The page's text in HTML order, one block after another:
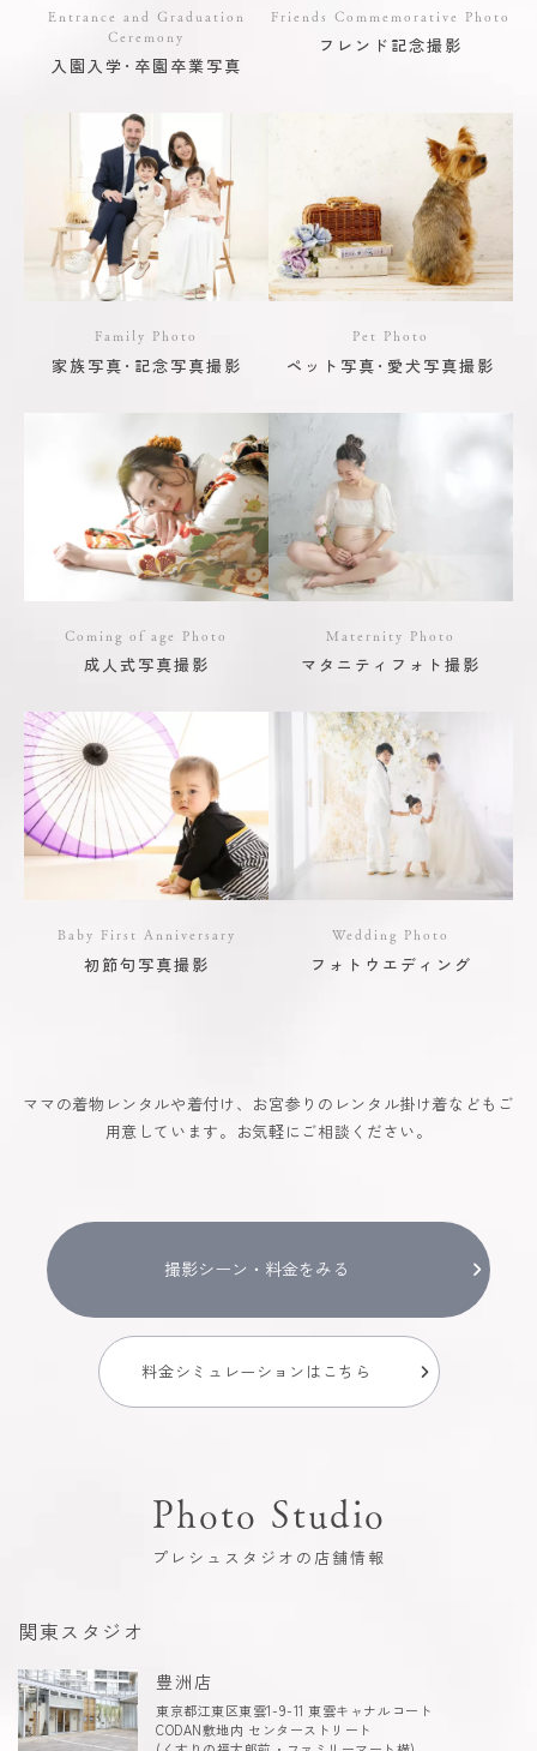
Entrance and Graduation
Ceremony
入園入学･卒園卒業写真
Friends Commemorative Photo
フレンド記念撮影
Family Photo
家族写真･記念写真撮影
Pet Photo
ペット写真･愛犬写真撮影
Coming of age Photo
成人式写真撮影
Maternity Photo
マタニティフォト撮影
Baby First Anniversary
初節句写真撮影
Wedding Photo
フォトウエディング
ママの着物レンタルや着付け、お宮参りのレンタル掛け着などもご
用意しています。お気軽にご相談ください。
撮影シーン・料金をみる
料金シミュレーションはこちら
Photo Studio
プレシュスタジオの店舗情報
関東スタジオ
豊洲店
東京都江東区東雲1-9-11 東雲キャナルコート
CODAN敷地内 センターストリート